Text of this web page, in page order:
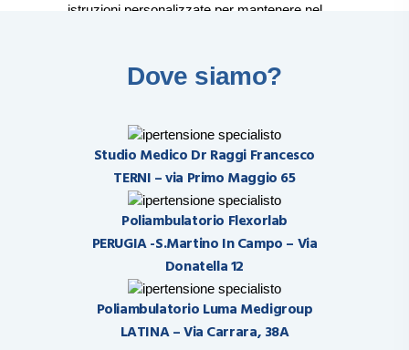
istruzioni personalizzate per mantenere nel
Dove siamo?
Studio Medico Dr Raggi Francesco
TERNI – via Primo Maggio 65
Poliambulatorio Flexorlab
PERUGIA -S.Martino In Campo – Via
Donatella 12
Poliambulatorio Luma Medigroup
LATINA – Via Carrara, 38A